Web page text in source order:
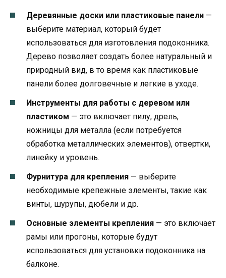
Деревянные доски или пластиковые панели —
выберите материал, который будет
использоваться для изготовления подоконника.
Дерево позволяет создать более натуральный и
природный вид, в то время как пластиковые
панели более долговечные и легкие в уходе.
Инструменты для работы с деревом или
пластиком — это включает пилу, дрель,
ножницы для металла (если потребуется
обработка металлических элементов), отвертки,
линейку и уровень.
Фурнитура для крепления — выберите
необходимые крепежные элементы, такие как
винты, шурупы, дюбели и др.
Основные элементы крепления — это включает
рамы или прогоны, которые будут
использоваться для установки подоконника на
балконе.